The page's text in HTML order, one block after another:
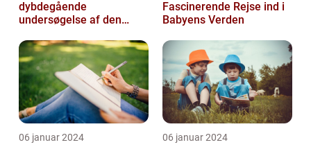
dybdegående
undersøgelse af den
verden
Fascinerende Rejse ind i
Babyens Verden
06 januar 2024 06 januar 2024